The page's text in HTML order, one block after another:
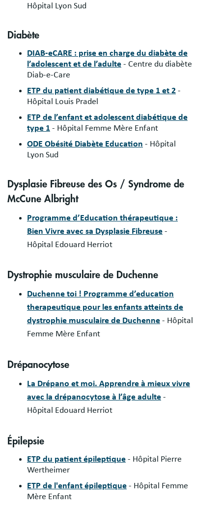
Hôpital Lyon Sud
Diabète
DIAB-eCARE : prise en charge du diabète de
l’adolescent et de l’adulte - Centre du diabète
Diab-e-Care
ETP du patient diabétique de type 1 et 2 -
Hôpital Louis Pradel
ETP de l’enfant et adolescent diabétique de
type 1 - Hôpital Femme Mère Enfant
ODE Obésité Diabète Education - Hôpital
Lyon Sud
Dysplasie Fibreuse des Os / Syndrome de
McCune Albright
Programme d’Education thérapeutique :
Bien Vivre avec sa Dysplasie Fibreuse -
Hôpital Edouard Herriot
Dystrophie musculaire de Duchenne
Duchenne toi ! Programme d’education
therapeutique pour les enfants atteints de
dystrophie musculaire de Duchenne - Hôpital
Femme Mère Enfant
Drépanocytose
La Drépano et moi. Apprendre à mieux vivre
avec la drépanocytose à l’âge adulte -
Hôpital Edouard Herriot
Épilepsie
ETP du patient épileptique - Hôpital Pierre
Wertheimer
ETP de l'enfant épileptique - Hôpital Femme
Mère Enfant